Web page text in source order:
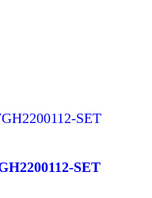
SET